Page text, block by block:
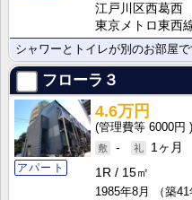
江戸川区西葛西
東京メトロ東西
シャワーとトイレが別のお部
フローラ３
アパート
4.6万円
6000円
-
1ヶ月
1R
15㎡
1985年8月
（築41